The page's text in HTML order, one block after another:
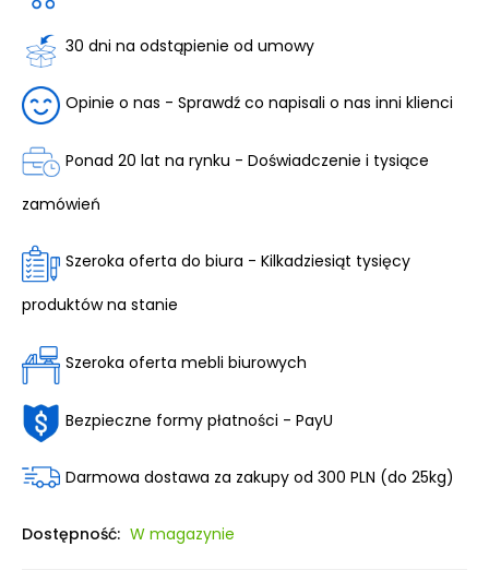
30 dni na odstąpienie od umowy
Opinie o nas - Sprawdź co napisali o nas inni klienci
Ponad 20 lat na rynku - Doświadczenie i tysiące
zamówień
Szeroka oferta do biura - Kilkadziesiąt tysięcy
produktów na stanie
Szeroka oferta mebli biurowych
Bezpieczne formy płatności - PayU
Darmowa dostawa za zakupy od 300 PLN (do 25kg)
Dostępność: W magazynie